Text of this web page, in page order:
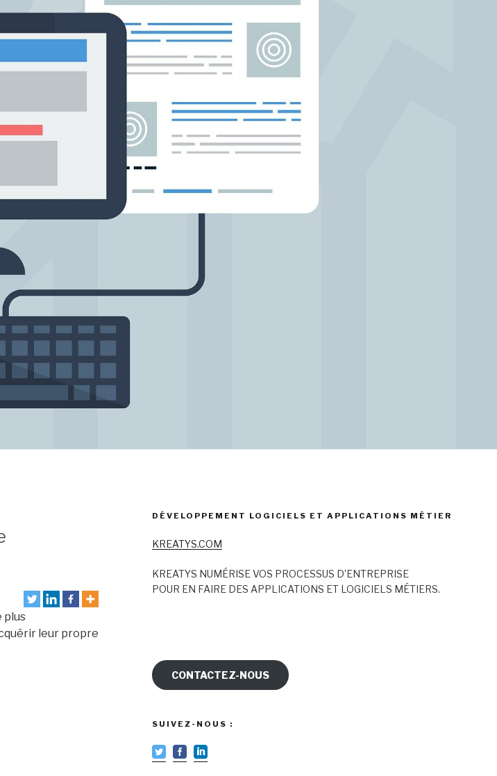
plus
leur propre
DÉVELOPPEMENT LOGICIELS ET APPLICATIONS MÉTIER
KREATYS.COM
KREATYS NUMÉRISE VOS PROCESSUS D’ENTREPRISE
POUR EN FAIRE DES APPLICATIONS ET LOGICIELS MÉTIERS.
CONTACTEZ-NOUS
SUIVEZ-NOUS :